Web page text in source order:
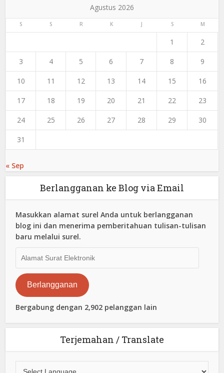
Agustus 2026
S S R K J S M
1 2
3 4 5 6 7 8 9
10 11 12 13 14 15 16
17 18 19 20 21 22 23
24 25 26 27 28 29 30
31
« Sep
Berlangganan ke Blog via Email
Masukkan alamat surel Anda untuk berlangganan
blog ini dan menerima pemberitahuan tulisan-tulisan
baru melalui surel.
Surat
Elektronik
Berlangganan
Bergabung dengan 2,902 pelanggan lain
Terjemahan / Translate